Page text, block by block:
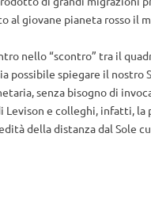
giovane pianeta rosso il
nello “scontro” tra il
possibile spiegare il nostro
senza bisogno di
e colleghi, infatti, la
della distanza dal Sole